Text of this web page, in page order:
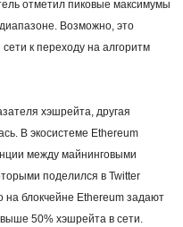
отметил пиковые максимумы
Возможно, это
к переходу на алгоритм
хэшрейта, другая
В экосистеме Ethereum
между майнинговыми
поделился в Twitter
на блокчейне Ethereum задают
50% хэшрейта в сети.